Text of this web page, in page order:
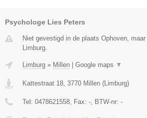
Psychologe Lies Peters
Niet gevestigd in de plaats Ophoven,
Limburg.
Limburg » Millen Google maps ▼
Kattestraat 18, 3770 Millen (Limburg)
Tel: 0478621558, Fax: -, BTW-nr: -